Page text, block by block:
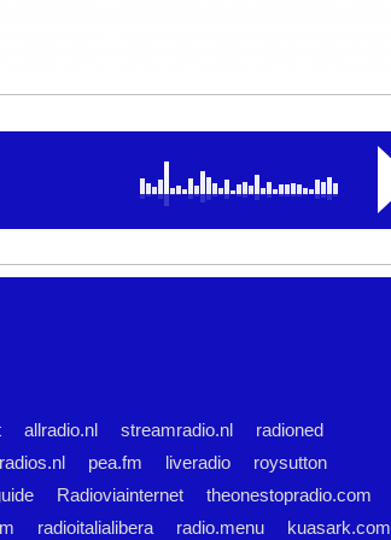
allradio.nl streamradio.nl
radioned
pea.fm liveradio
roysutton
Radioviainternet
theonestopradio.com
radioitalialibera radio.menu kuasark.com